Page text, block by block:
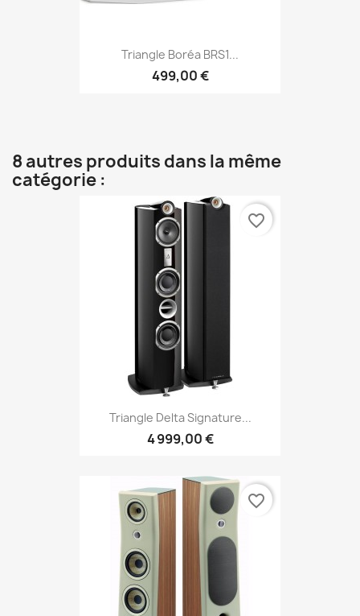
Triangle Boréa BRS1...
499,00 €
8 autres produits dans la même
catégorie :
Triangle Delta Signature...
4 999,00 €
favorite_border
favorite_border